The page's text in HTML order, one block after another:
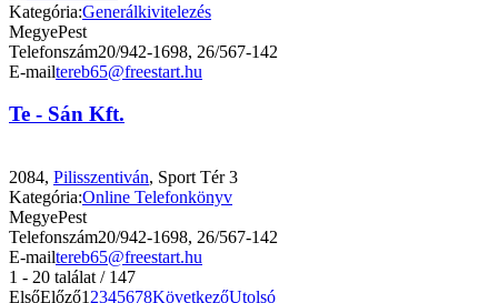
Kategória:Generálkivitelezés
MegyePest
Telefonszám20/942-1698, 26/567-142
E-mailtereb65@freestart.hu
Te - Sán Kft.
2084, Pilisszentiván, Sport Tér 3
Kategória:Online Telefonkönyv
MegyePest
Telefonszám20/942-1698, 26/567-142
E-mailtereb65@freestart.hu
1 - 20 találat / 147
ElsőElőző1 2345678KövetkezőUtolsó